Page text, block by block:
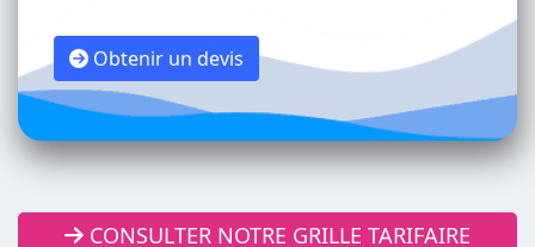
Obtenir un devis
CONSULTER NOTRE GRILLE TARIFAIRE